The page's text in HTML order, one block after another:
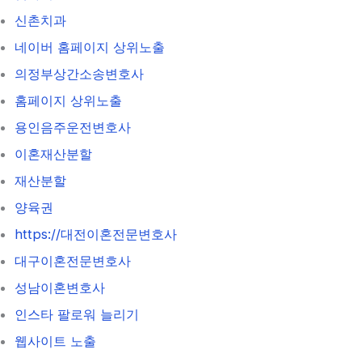
신촌치과
네이버 홈페이지 상위노출
의정부상간소송변호사
홈페이지 상위노출
용인음주운전변호사
이혼재산분할
재산분할
양육권
https://대전이혼전문변호사
대구이혼전문변호사
성남이혼변호사
인스타 팔로워 늘리기
웹사이트 노출